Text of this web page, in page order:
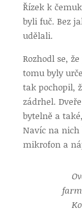
Řízek k
byli fuč. Bez
udělali.
Rozhodl se,
tomu byly
tak pochopil,
zádrhel.
bytelně a
Navíc na
mikrofon a